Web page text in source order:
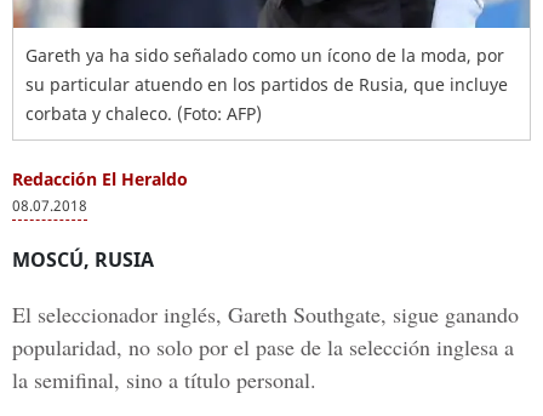
Gareth ya ha sido señalado como un ícono de la moda, por
su particular atuendo en los partidos de Rusia, que incluye
corbata y chaleco. (Foto: AFP)
Redacción El Heraldo
08.07.2018
MOSCÚ, RUSIA
El seleccionador inglés, Gareth Southgate, sigue ganando
popularidad, no solo por el pase de la selección inglesa a
la semifinal, sino a título personal.